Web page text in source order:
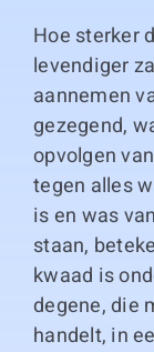
Hoe sterker
levendiger
aannemen
gezegend,
opvolgen
tegen alles
is en was
staan,
kwaad is
degene, die
handelt, in